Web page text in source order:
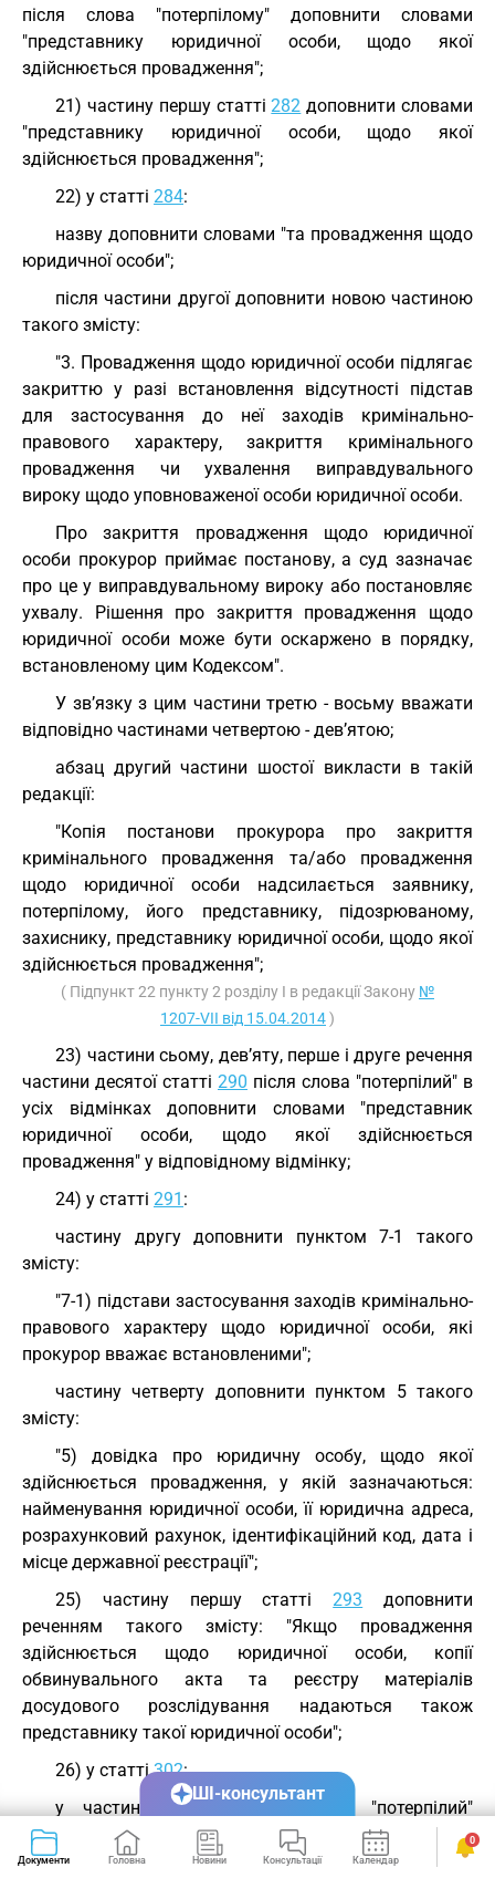
після слова "потерпілому" доповнити словами
"представнику юридичної особи, щодо якої
здійснюється провадження";
21) частину першу статті282 доповнити словами
"представнику юридичної особи, щодо якої
здійснюється провадження";
22) у статті 284:
назву доповнити словами "та провадження щодо
юридичної особи";
після частини другої доповнити новою частиною
такого змісту:
"3. Провадження щодо юридичної особи підлягає
закриттю у разі встановлення відсутності підстав
для застосування до неї заходів кримінально-
правового характеру, закриття кримінального
провадження чи ухвалення виправдувального
вироку щодо уповноваженої особи юридичної особи.
Про закриття провадження щодо юридичної
особи прокурор приймає постанову, а суд зазначає
про це у виправдувальному вироку або постановляє
ухвалу. Рішення про закриття провадження щодо
юридичної особи може бути оскаржено в порядку,
встановленому цим Кодексом".
У зв’язку з цим частини третю - восьму вважати
відповідно частинами четвертою - дев’ятою;
абзац другий частини шостої викласти в такій
редакції:
"Копія постанови прокурора про закриття
кримінального провадження та/або провадження
щодо юридичної особи надсилається заявнику,
потерпілому, його представнику, підозрюваному,
захиснику, представнику юридичної особи, щодо якої
здійснюється провадження";
( Підпункт 22 пункту 2 розділу I в редакції Закону №
1207-VII від 15.04.2014)
23) частини сьому, дев’яту, перше і друге речення
частини десятої статті 290 після слова "потерпілий" в
усіх відмінках доповнити словами "представник
юридичної особи, щодо якої здійснюється
провадження" у відповідному відмінку;
24) у статті 291 :
частину другу доповнити пунктом 7-1 такого
змісту:
"7-1) підстави застосування заходів кримінально-
правового характеру щодо юридичної особи, які
прокурор вважає встановленими";
частину четверту доповнити пунктом 5 такого
змісту:
"5) довідка про юридичну особу, щодо якої
здійснюється провадження, у якій зазначаються:
найменування юридичної особи, її юридична адреса,
розрахунковий рахунок, ідентифікаційний код, дата і
місце державної реєстрації";
25) частину першу статті293 доповнити
реченням такого змісту: "Якщо провадження
здійснюється щодо юридичної особи, копії
обвинувального акта та реєстру матеріалів
досудового розслідування надаються також
представнику такої юридичної особи";
26) у статті302:
у частині першій після слова "потерпілий"
доповнити словами "представник юридичної особи,
щодо якої здійснюється провадження", а слова "не
Документи Головна Новини Консультації Календар Сервіси
0
ШІ-консультант